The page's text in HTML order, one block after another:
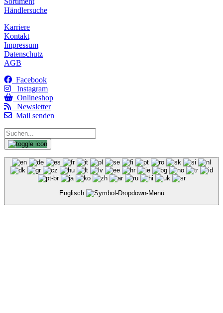
Händlersuche
Karriere
Kontakt
Impressum
Datenschutz
AGB
Facebook
Instagram
Onlineshop
Newsletter
Mail senden
Englisch